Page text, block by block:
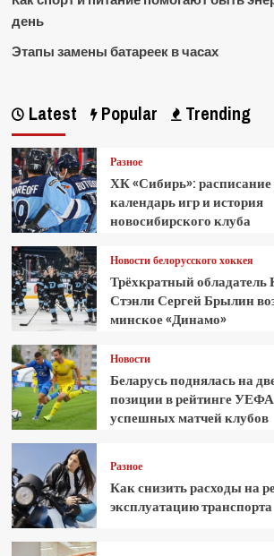
день
Этапы замены батареек в часах
Latest Popular Trending
Разное
ХК «Сибирь»: расписание
календарь игр и история
новосибирского клуба
Новости белорусского хоккея
Трёхкратный обладатель
Стэнли Сергей Брылин
минское «Динамо»
Новости
Беларусь поднялась на
позиции в рейтинге
успешных матчей клубов
Разное
Как снизить расходы на
эксплуатацию транспорта